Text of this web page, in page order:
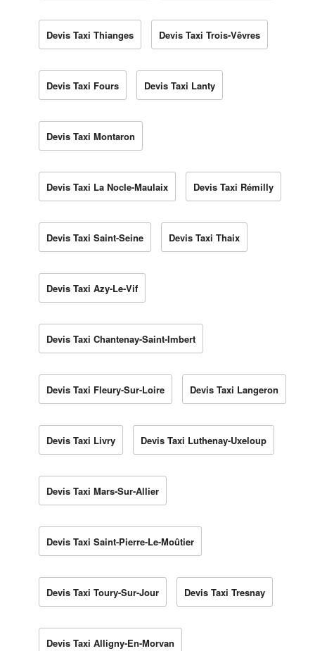
Devis Taxi Thianges Devis Taxi Trois-Vêvres
Devis Taxi Fours Devis Taxi Lanty
Devis Taxi Montaron
Devis Taxi La Nocle-Maulaix Devis Taxi Rémilly
Devis Taxi Saint-Seine Devis Taxi Thaix
Devis Taxi Azy-Le-Vif
Devis Taxi Chantenay-Saint-Imbert
Devis Taxi Fleury-Sur-Loire Devis Taxi Langeron
Devis Taxi Livry Devis Taxi Luthenay-Uxeloup
Devis Taxi Mars-Sur-Allier
Devis Taxi Saint-Pierre-Le-Moûtier
Devis Taxi Toury-Sur-Jour Devis Taxi Tresnay
Devis Taxi Alligny-En-Morvan